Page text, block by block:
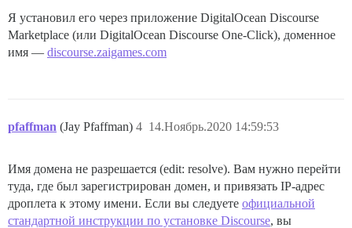
Я установил его через приложение DigitalOcean Discourse
Marketplace (или DigitalOcean Discourse One-Click), доменное
имя — discourse.zaigames.com
pfaffman (Jay Pfaffman) 14.Ноябрь.2020 14:59:53
4
Имя домена не разрешается (edit: resolve). Вам нужно перейти
туда, где был зарегистрирован домен, и привязать IP-адрес
дроплета к этому имени. Если вы следуете официальной
стандартной инструкции по установке Discourse, вы